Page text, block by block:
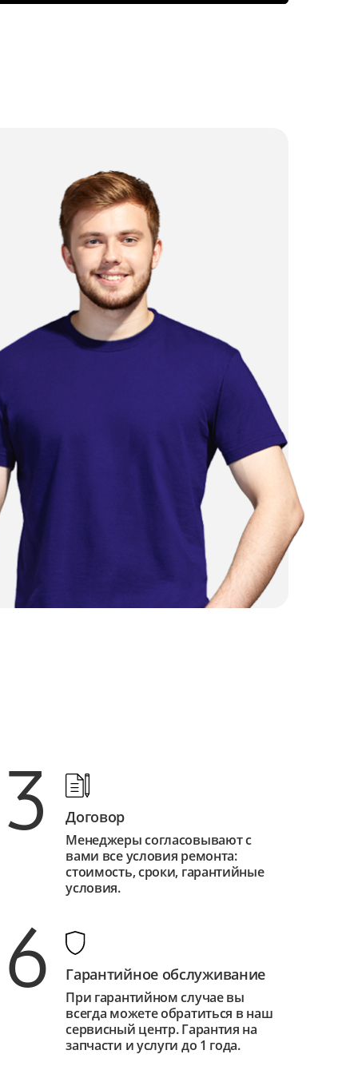
3 Договор
Менеджеры согласовывают с
вами все условия ремонта:
стоимость, сроки, гарантийные
условия.
6 Гарантийное обслуживание
При гарантийном случае вы
всегда можете обратиться в наш
сервисный центр. Гарантия на
запчасти и услуги до 1 года.